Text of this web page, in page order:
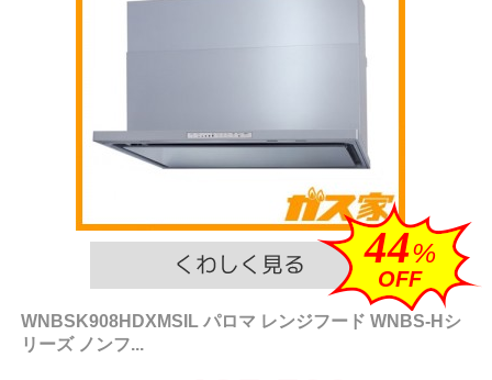
44%
OFF
WNBSK908HDXMSIL パロマ レンジフード WNBS-Hシ
リーズ ノンフ...